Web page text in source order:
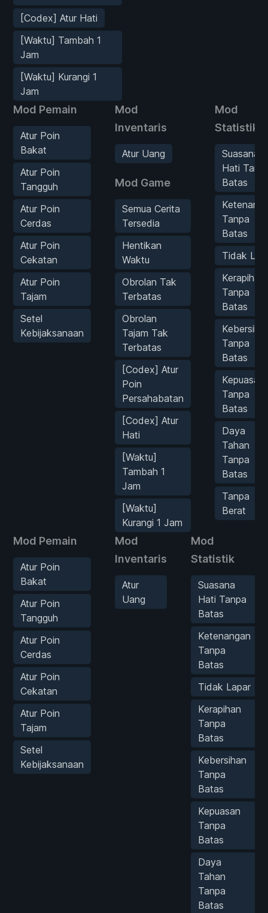
[Codex] Atur Hati
[Waktu] Tambah 1
Jam
[Waktu] Kurangi 1
Jam
Mod Pemain
Atur Poin
Bakat
Atur Poin
Tangguh
Atur Poin
Cerdas
Atur Poin
Cekatan
Atur Poin
Tajam
Setel
Kebijaksanaan
Mod
Inventaris
Atur Uang
Mod Game
Semua Cerita
Tersedia
Hentikan
Waktu
Obrolan Tak
Terbatas
Obrolan
Tajam Tak
Terbatas
[Codex] Atur
Poin
Persahabatan
[Codex] Atur
Hati
[Waktu]
Tambah 1
Jam
[Waktu]
Kurangi 1 Jam
Mod
Statistik
Suasana
Hati
Batas
Tanpa
Batas
Tidak
Kerapihan
Tanpa
Batas
Tanpa
Batas
Kepuasan
Tanpa
Batas
Daya
Tahan
Tanpa
Batas
Tanpa
Berat
Mod Pemain
Atur Poin
Bakat
Atur Poin
Tangguh
Atur Poin
Cerdas
Atur Poin
Cekatan
Atur Poin
Tajam
Setel
Kebijaksanaan
Mod
Inventaris
Atur
Uang
Mod
Statistik
Suasana
Hati Tanpa
Batas
Ketenangan
Tanpa
Batas
Tidak Lapar
Kerapihan
Tanpa
Batas
Kebersihan
Tanpa
Batas
Kepuasan
Tanpa
Batas
Daya
Tahan
Tanpa
Batas